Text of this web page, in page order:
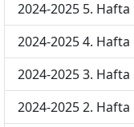
2024-2025 5. Hafta
2024-2025 4. Hafta
2024-2025 3. Hafta
2024-2025 2. Hafta